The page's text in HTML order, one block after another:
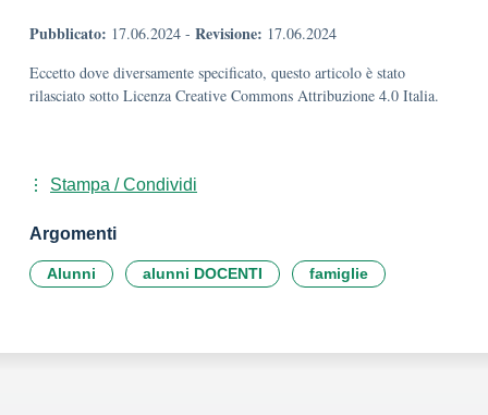
Pubblicato: 17.06.2024 - Revisione: 17.06.2024
Eccetto dove diversamente specificato, questo articolo è stato
rilasciato sotto Licenza Creative Commons Attribuzione 4.0 Italia.
Stampa / Condividi
Argomenti
Alunni alunni DOCENTI famiglie